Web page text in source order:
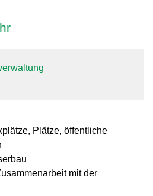
Plätze, öffentliche
mit der